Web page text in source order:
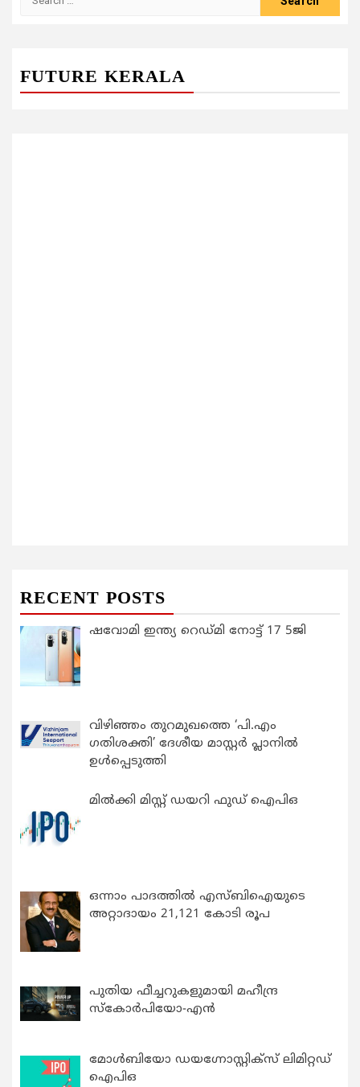
FUTURE KERALA
RECENT POSTS
ഷവോമി ഇന്ത്യ റെഡ്മി നോട്ട് 17 5ജി
വിഴിഞ്ഞം തുറമുഖത്തെ ‘പി.എം
ഗതിശക്തി’ ദേശീയ മാസ്റ്റർ പ്ലാനിൽ
ഉൾപ്പെടുത്തി
മിൽക്കി മിസ്റ്റ് ഡയറി ഫുഡ് ഐപിഒ
ഒന്നാം പാദത്തിൽ എസ്ബിഐയുടെ
അറ്റാദായം 21,121 കോടി രൂപ
പുതിയ ഫീച്ചറുകളുമായി മഹീന്ദ്ര
സ്കോർപിയോ-എൻ
മോൾബിയോ ഡയഗ്നോസ്റ്റിക്സ് ലിമിറ്റഡ്
ഐപിഒ